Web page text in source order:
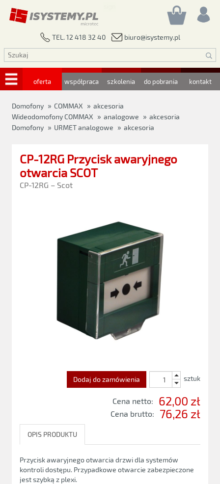
TEL. 12 418 32 40 biuro@isystemy.pl
oferta współpraca szkolenia do pobrania kontakt
Domofony » COMMAX » akcesoria
Wideodomofony COMMAX » analogowe » akcesoria
Domofony » URMET analogowe » akcesoria
CP-12RG Przycisk awaryjnego
otwarcia SCOT
CP-12RG – Scot
Dodaj do zamówienia sztuk
Cena netto: 62,00 zł
Cena brutto: 76,26 zł
OPIS PRODUKTU
Przycisk awaryjnego otwarcia drzwi dla systemów
kontroli dostępu. Przypadkowe otwarcie zabezpieczone
jest szybką z plexi.